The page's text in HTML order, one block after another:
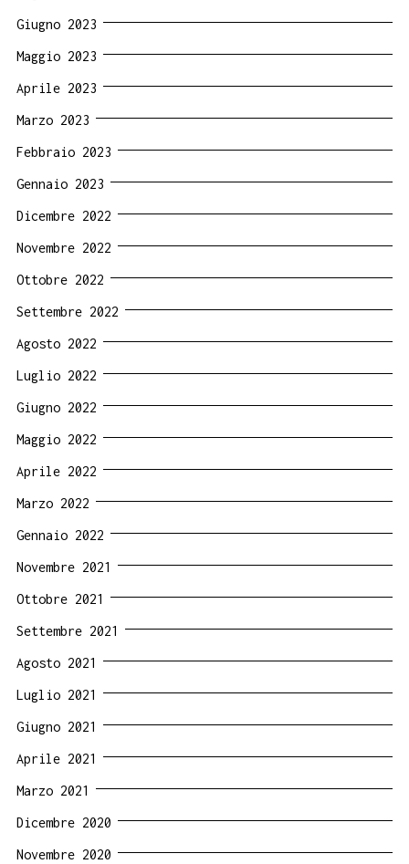
Giugno 2023
Maggio 2023
Aprile 2023
Marzo 2023
Febbraio 2023
Gennaio 2023
Dicembre 2022
Novembre 2022
Ottobre 2022
Settembre 2022
Agosto 2022
Luglio 2022
Giugno 2022
Maggio 2022
Aprile 2022
Marzo 2022
Gennaio 2022
Novembre 2021
Ottobre 2021
Settembre 2021
Agosto 2021
Luglio 2021
Giugno 2021
Aprile 2021
Marzo 2021
Dicembre 2020
Novembre 2020